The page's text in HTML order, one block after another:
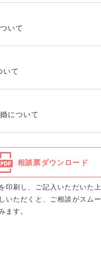
いて
いて
について
相談票ダウンロード
印刷し、ご記入いただいた上
いただくと、ご相談がスムー
ます。